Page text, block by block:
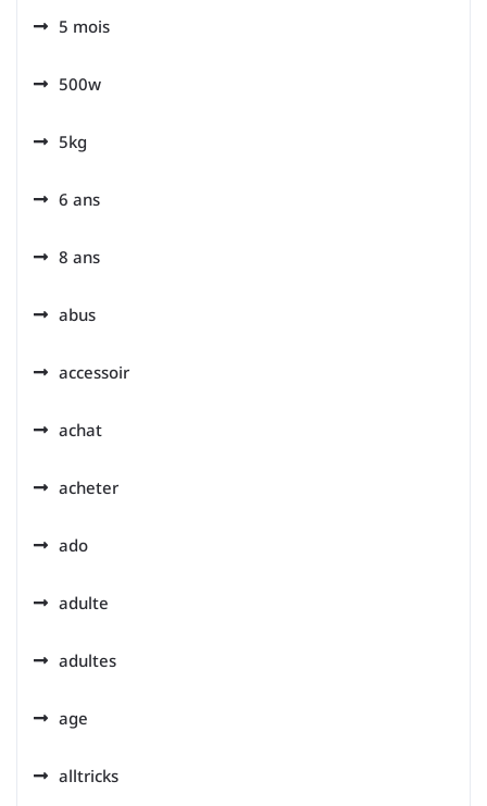
5 mois
500w
5kg
6 ans
8 ans
abus
accessoir
achat
acheter
ado
adulte
adultes
age
alltricks